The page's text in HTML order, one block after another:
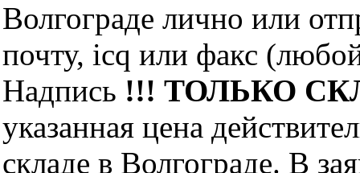
Волгограде лично или
почту, icq или факс
Надпись !!! ТОЛЬКО
указанная цена
складе в Волгограде. В